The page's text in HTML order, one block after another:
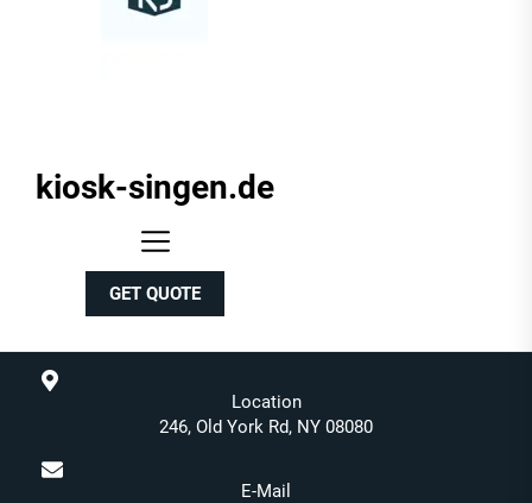
kiosk-
kiosk-singen.de
GET QUOTE
Location
246, Old York Rd, NY 08080
E-Mail